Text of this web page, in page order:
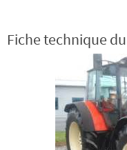
Fiche technique